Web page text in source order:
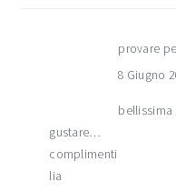
provare
8 Giugno
bellissima
gustare…
complimenti
lia